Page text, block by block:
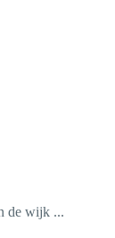
de wijk ...